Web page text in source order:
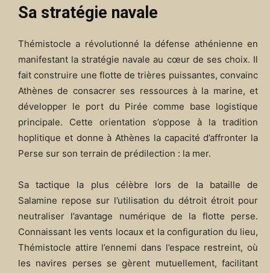
Sa stratégie navale
Thémistocle a révolutionné la défense athénienne en
manifestant la stratégie navale au cœur de ses choix. Il
fait construire une flotte de trières puissantes, convainc
Athènes de consacrer ses ressources à la marine, et
développer le port du Pirée comme base logistique
principale. Cette orientation s’oppose à la tradition
hoplitique et donne à Athènes la capacité d’affronter la
Perse sur son terrain de prédilection : la mer.
Sa tactique la plus célèbre lors de la bataille de
Salamine repose sur l’utilisation du détroit étroit pour
neutraliser l’avantage numérique de la flotte perse.
Connaissant les vents locaux et la configuration du lieu,
Thémistocle attire l’ennemi dans l’espace restreint, où
les navires perses se gèrent mutuellement, facilitant